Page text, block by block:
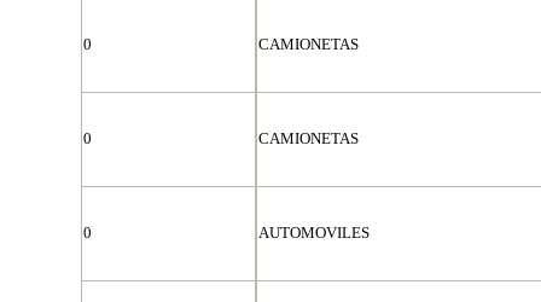
0 CAMIONETAS
0 CAMIONETAS
0 AUTOMOVILES